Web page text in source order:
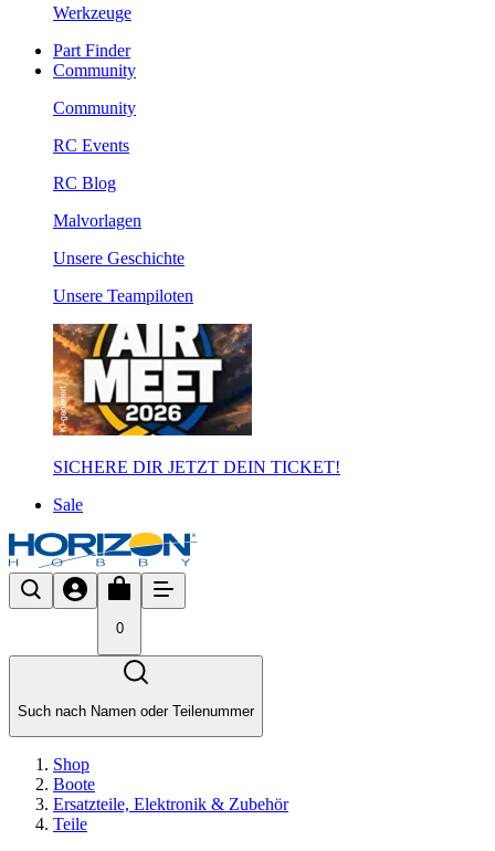
Werkzeuge
Part Finder
Community
Community
RC Events
RC Blog
Malvorlagen
Unsere Geschichte
Unsere Teampiloten
SICHERE DIR JETZT DEIN TICKET!
Sale
0
Such nach Namen oder Teilenummer
Shop
Boote
Ersatzteile, Elektronik & Zubehör
Teile